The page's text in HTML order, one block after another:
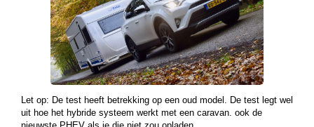
Let op: De test heeft betrekking op een oud model. De test legt wel
uit hoe het hybride systeem werkt met een caravan. ook de